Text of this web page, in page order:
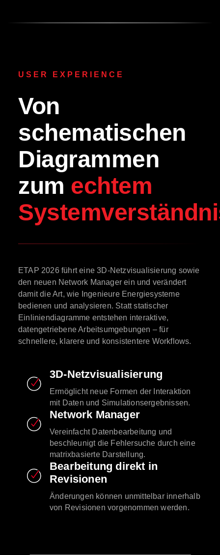
USER EXPERIENCE
Von
schematischen
Diagrammen
zum echtem
ETAP 2026 führt eine 3D-Netzvisualisierung sowie
den neuen Network Manager ein und verändert
damit die Art, wie Ingenieure Energiesysteme
bedienen und analysieren. Statt statischer
Einliniendiagramme entstehen interaktive,
datengetriebene Arbeitsumgebungen – für
schnellere, klarere und konsistentere Workflows.
3D-Netzvisualisierung
Ermöglicht neue Formen der Interaktion
mit Daten und Simulationsergebnissen.
Network Manager
Vereinfacht Datenbearbeitung und
beschleunigt die Fehlersuche durch eine
matrixbasierte Darstellung.
Bearbeitung direkt in
Revisionen
Änderungen können unmittelbar innerhalb
von Revisionen vorgenommen werden.